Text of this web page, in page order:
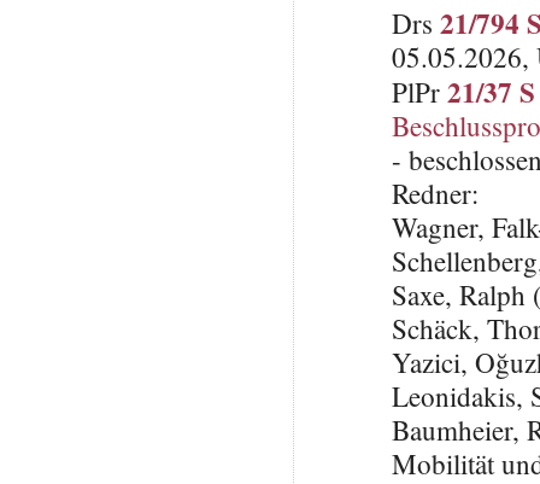
Drs 21/794
05.05.2026,
PlPr21/37 S
-
Redner:
Wagner,
Saxe,
Schäck,
Yazici,
Leonidakis,
Baumheier,
Mobilität